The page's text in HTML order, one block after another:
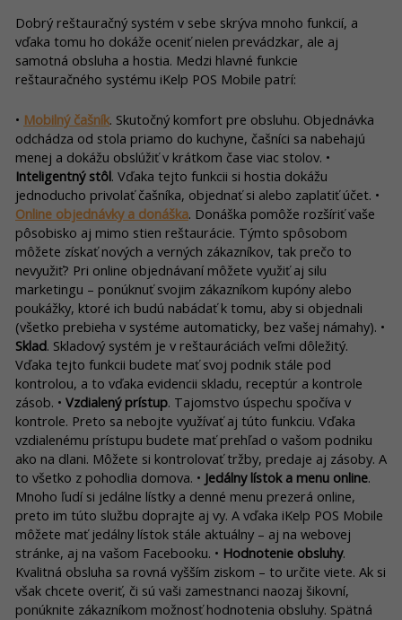
Dobrý reštauračný systém v sebe skrýva mnoho funkcií, a
vďaka tomu ho dokáže oceniť nielen prevádzkar, ale aj
samotná obsluha a hostia. Medzi hlavné funkcie
reštauračného systému iKelp POS Mobile patrí:
• Mobilný čašník. Skutočný komfort pre obsluhu. Objednávka
odchádza od stola priamo do kuchyne, čašníci sa nabehajú
menej a dokážu obslúžiť v krátkom čase viac stolov. •
Inteligentný stôl. Vďaka tejto funkcii si hostia dokážu
jednoducho privolať čašníka, objednať si alebo zaplatiť účet. •
Online objednávky a donáška. Donáška pomôže rozšíriť vaše
pôsobisko aj mimo stien reštaurácie. Týmto spôsobom
môžete získať nových a verných zákazníkov, tak prečo to
nevyužiť? Pri online objednávaní môžete využiť aj silu
marketingu – ponúknuť svojim zákazníkom kupóny alebo
poukážky, ktoré ich budú nabádať k tomu, aby si objednali
(všetko prebieha v systéme automaticky, bez vašej námahy). •
Sklad. Skladový systém je v reštauráciách veľmi dôležitý.
Vďaka tejto funkcii budete mať svoj podnik stále pod
kontrolou, a to vďaka evidencii skladu, receptúr a kontrole
zásob. • Vzdialený prístup. Tajomstvo úspechu spočíva v
kontrole. Preto sa nebojte využívať aj túto funkciu. Vďaka
vzdialenému prístupu budete mať prehľad o vašom podniku
ako na dlani. Môžete si kontrolovať tržby, predaje aj zásoby. A
to všetko z pohodlia domova. • Jedálny lístok a menu online.
Mnoho ľudí si jedálne lístky a denné menu prezerá online,
preto im túto službu doprajte aj vy. A vďaka iKelp POS Mobile
môžete mať jedálny lístok stále aktuálny – aj na webovej
stránke, aj na vašom Facebooku. • Hodnotenie obsluhy.
Kvalitná obsluha sa rovná vyšším ziskom – to určite viete. Ak si
však chcete overiť, či sú vaši zamestnanci naozaj šikovní,
ponúknite zákazníkom možnosť hodnotenia obsluhy. Spätná